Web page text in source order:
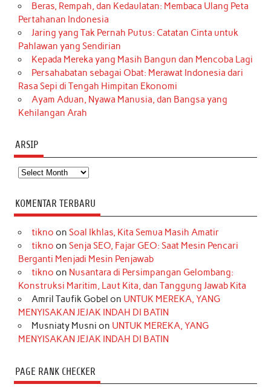
Beras, Rempah, dan Kedaulatan: Membaca Ulang Peta
Pertahanan Indonesia
Jaring yang Tak Pernah Putus: Catatan Cinta untuk
Pahlawan yang Sendirian
Kepada Mereka yang Masih Bangun dan Mencoba Lagi
Persahabatan sebagai Obat: Merawat Indonesia dari
Rasa Sepi di Tengah Himpitan Ekonomi
Ayam Aduan, Nyawa Manusia, dan Bangsa yang
Kehilangan Arah
ARSIP
Arsip
KOMENTAR TERBARU
tikno on Soal Ikhlas, Kita Semua Masih Amatir
tikno on Senja SEO, Fajar GEO: Saat Mesin Pencari
Berganti Menjadi Mesin Penjawab
tikno on Nusantara di Persimpangan Gelombang:
Konstruksi Maritim, Laut Kita, dan Tanggung Jawab Kita
Amril Taufik Gobel on UNTUK MEREKA, YANG
MENYISAKAN JEJAK INDAH DI BATIN
Musniaty Musni on UNTUK MEREKA, YANG
MENYISAKAN JEJAK INDAH DI BATIN
PAGE RANK CHECKER